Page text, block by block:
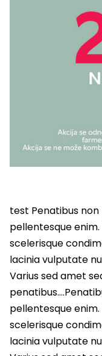
test Penatibus
pellentesque
scelerisque
lacinia vulputate
Varius sed amet
pellentesque
scelerisque
lacinia vulputate